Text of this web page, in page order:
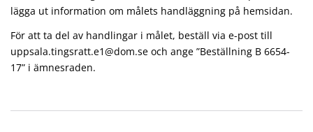
lägga ut information om målets handläggning på hemsidan.
För att ta del av handlingar i målet, beställ via e-post till
uppsala.tingsratt.e1@dom.se och ange ”Beställning B 6654-
17” i ämnesraden.